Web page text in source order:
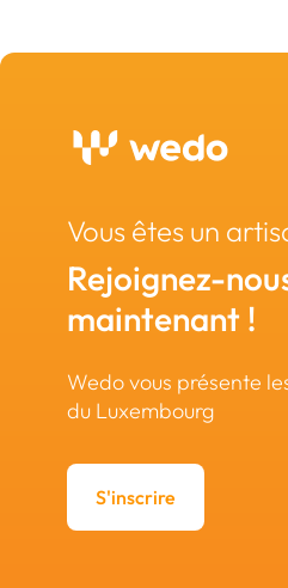
Vous êtes un
Rejoignez-
maintenant !
Wedo vous présente
du Luxembourg
S'inscrire